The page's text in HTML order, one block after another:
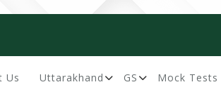
Us Uttarakhand GS Mock Tests